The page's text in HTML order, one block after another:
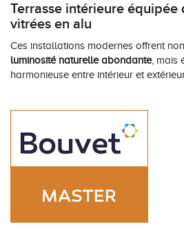
Terrasse intérieure équipée
vitrées en alu
Ces installations modernes offrent
luminosité naturelle abondante, mais
harmonieuse entre intérieur et